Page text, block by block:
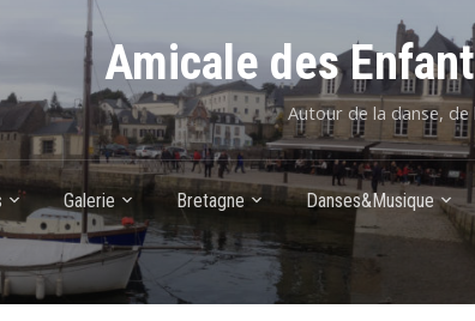
Amicale des
Autour de la danse,
Galerie Bretagne Danses&Musique